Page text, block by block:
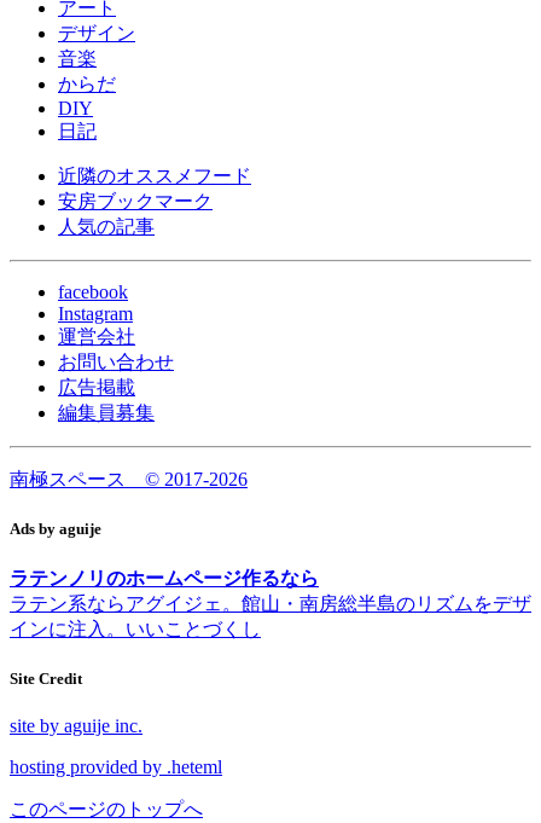
アート
デザイン
音楽
からだ
DIY
日記
近隣のオススメフード
安房ブックマーク
人気の記事
facebook
Instagram
運営会社
お問い合わせ
広告掲載
編集員募集
南極スペース © 2017-2026
Ads by aguije
ラテンノリのホームページ作るなら
ラテン系ならアグイジェ。館山・南房総半島のリズムをデザ
インに注入。いいことづくし
Site Credit
site by aguije inc.
hosting provided by .heteml
このページのトップへ